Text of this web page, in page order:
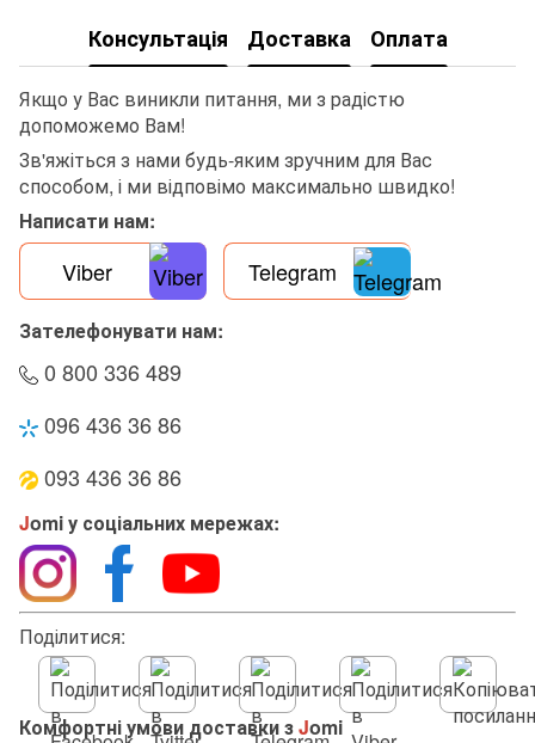
Консультація Доставка Оплата
Якщо у Вас виникли питання, ми з радістю
допоможемо Вам!
Зв'яжіться з нами будь-яким зручним для Вас
способом, і ми відповімо максимально швидко!
Написати нам:
Viber Telegram
Зателефонувати нам:
0 800 336 489
096 436 36 86
093 436 36 86
Jomi у соціальних мережах:
Поділитися:
Комфортні умови доставки зJomi